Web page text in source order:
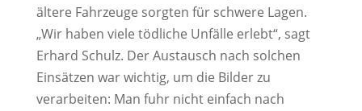
ältere Fahrzeuge sorgten für schwere Lagen.
„Wir haben viele tödliche Unfälle erlebt“, sagt
Erhard Schulz. Der Austausch nach solchen
Einsätzen war wichtig, um die Bilder zu
verarbeiten: Man fuhr nicht einfach nach